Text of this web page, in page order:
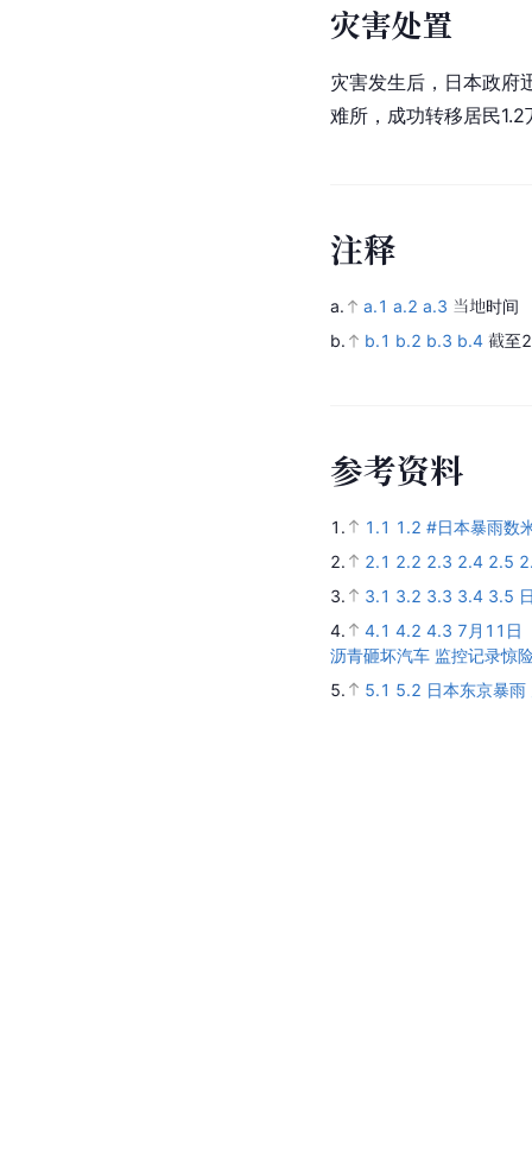
灾害处置
灾害发生后，日本政府
难所，成功转移居民1.2
注释
a. a.1 a.2 a.3 当地时间
b.
b.1 b.2 b.3 b.4 截至
参考资料
1. 1.1 1.2 #日本暴雨数
2.
2.1 2.2 2.3 2.4 2.5
3.
3.1 3.2 3.3 3.4 3.5
4.
4.1 4.2 4.3 7月11日
沥青砸坏汽车 监控记录惊
5.
5.1 5.2 日本东京暴雨